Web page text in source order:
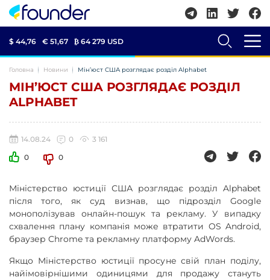
$ 44,76 € 51,67 ₿ 64 279 USD
Головна Новини Мін’юст США розглядає розділ Alphabet
МІН’ЮСТ США РОЗГЛЯДАЄ РОЗДІЛ
ALPHABET
14.08.24 0
3 161
0
0
Міністерство юстиції США розглядає розділ Alphabet
після того, як суд визнав, що підрозділ Google
монополізував онлайн-пошук та рекламу. У випадку
схвалення плану компанія може втратити OS Android,
браузер Chrome та рекламну платформу AdWords.
Якщо Міністерство юстиції просуне свій план поділу,
найімовірнішими одиницями для продажу стануть